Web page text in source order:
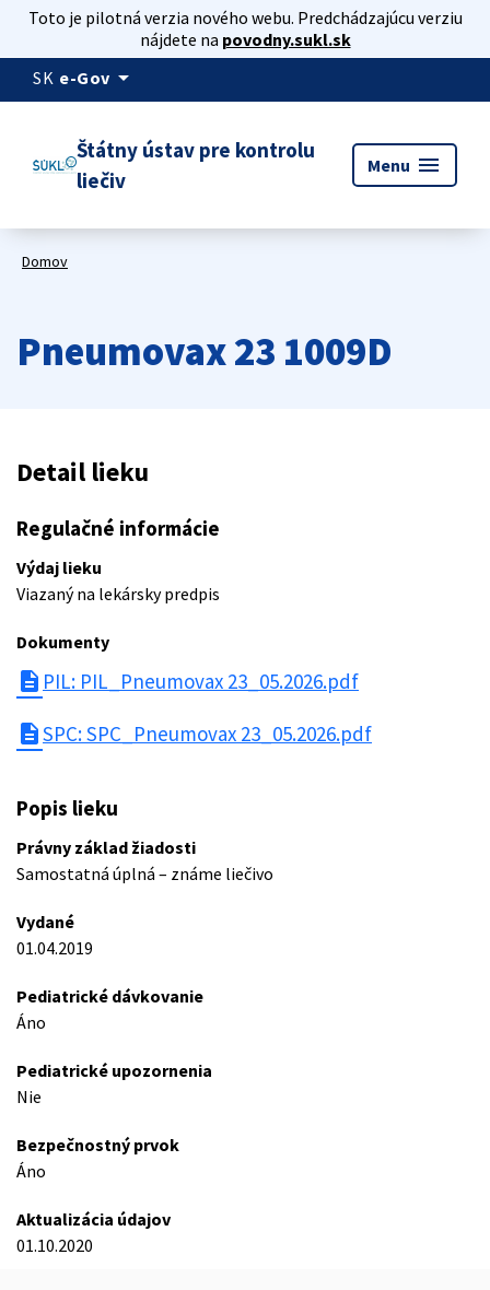
Toto je pilotná verzia nového webu. Predchádzajúcu verziu
nájdete na povodny.sukl.sk
SK e-Gov arrow_drop_down
Štátny ústav pre kontrolu
liečiv
Menu menu
Domov
Pneumovax 23 1009D
Detail lieku
Regulačné informácie
Výdaj lieku
Viazaný na lekársky predpis
Dokumenty
description PIL: PIL_Pneumovax 23_05.2026.pdf
descriptionSPC: SPC_Pneumovax 23_05.2026.pdf
Popis lieku
Právny základ žiadosti
Samostatná úplná – známe liečivo
Vydané
01.04.2019
Pediatrické dávkovanie
Áno
Pediatrické upozornenia
Nie
Bezpečnostný prvok
Áno
Aktualizácia údajov
01.10.2020